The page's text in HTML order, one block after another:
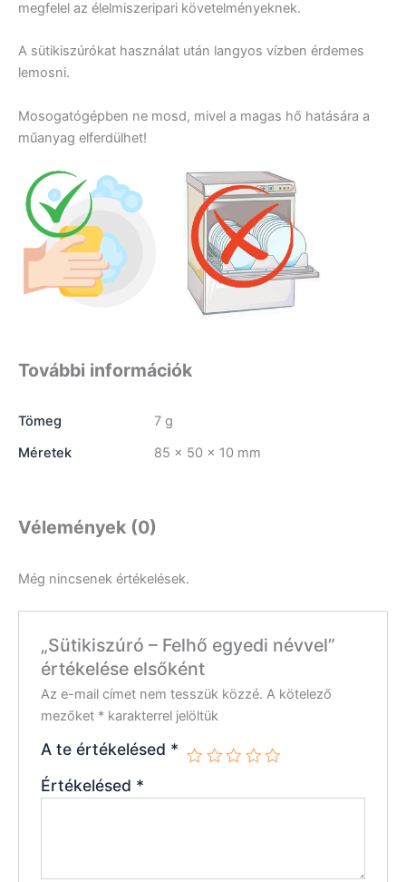
megfelel az élelmiszeripari követelményeknek.
A sütikiszúrókat használat után langyos vízben érdemes
lemosni.
Mosogatógépben ne mosd, mivel a magas hő hatására a
műanyag elferdülhet!
További információk
Tömeg
7 g
Méretek
85 × 50 × 10 mm
Vélemények (0)
Még nincsenek értékelések.
„Sütikiszúró – Felhő egyedi névvel”
értékelése elsőként
Az e-mail címet nem tesszük közzé. A kötelező
mezőket * karakterrel jelöltük
A te értékelésed *
Értékelésed *